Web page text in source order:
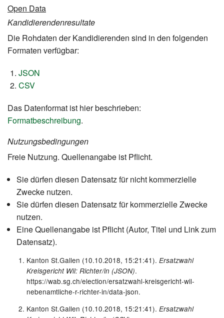
Open Data
Kandidierendenresultate
Die Rohdaten der Kandidierenden sind in den folgenden
Formaten verfügbar:
JSON
CSV
Das Datenformat ist hier beschrieben:
Formatbeschreibung.
Nutzungsbedingungen
Freie Nutzung. Quellenangabe ist Pflicht.
Sie dürfen diesen Datensatz für nicht kommerzielle
Zwecke nutzen.
Sie dürfen diesen Datensatz für kommerzielle Zwecke
nutzen.
Eine Quellenangabe ist Pflicht (Autor, Titel und Link zum
Datensatz).
Kanton St.Gallen (10.10.2018, 15:21:41). Ersatzwahl
Kreisgericht Wil: Richter/in (JSON).
https://wab.sg.ch/election/ersatzwahl-kreisgericht-wil-
nebenamtliche-r-richter-in/data-json.
Kanton St.Gallen (10.10.2018, 15:21:41). Ersatzwahl